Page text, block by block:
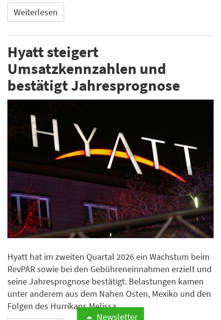
Weiterlesen
Hyatt steigert
Umsatzkennzahlen und
bestätigt Jahresprognose
Hyatt hat im zweiten Quartal 2026 ein Wachstum beim
RevPAR sowie bei den Gebühreneinnahmen erzielt und
seine Jahresprognose bestätigt. Belastungen kamen
unter anderem aus dem Nahen Osten, Mexiko und den
Folgen des Hurrikans Melissa.
Newsletter